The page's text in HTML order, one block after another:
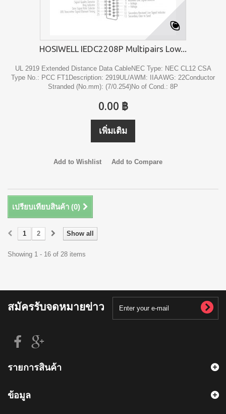
HOSIWELL IEDC2208P Multipairs Low...
UL 2919 Extended Distance Data CableNEC Type: NEC CL12 CSA
Type No.: PCC FT1Description: 2919UL/AWM: IIAAWG: 22Conductor
Stranded (No.mm): (7/0.254)No of Cond.: 8P
0.00 ฿
เพิ่มเติม
Add to Wishlist Add to Compare
เปรียบเทียบสินค้า (0)
Show all
1 2
Showing 1 - 16 of 28 items
สมัครรับจดหมายข่าว
รายการสินค้า
ข้อมูล